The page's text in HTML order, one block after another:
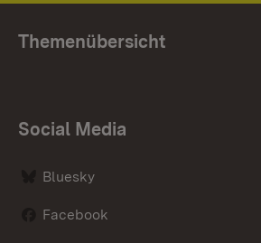
Themenübersicht
Social Media
Bluesky
Facebook